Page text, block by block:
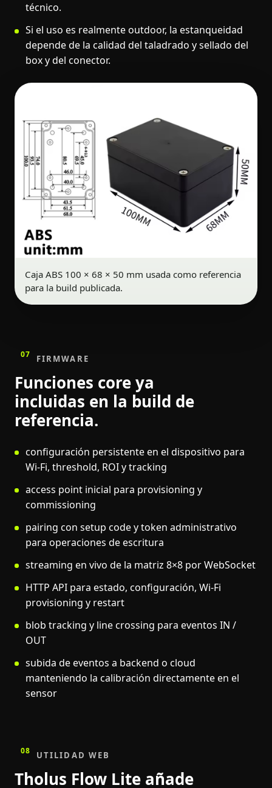
técnico.
Si el uso es realmente outdoor, la estanqueidad
depende de la calidad del taladrado y sellado del
box y del conector.
Caja ABS 100 × 68 × 50 mm usada como referencia
para la build publicada.
07 FIRMWARE
Funciones core ya
incluidas en la build de
referencia.
configuración persistente en el dispositivo para
Wi-Fi, threshold, ROI y tracking
access point inicial para provisioning y
commissioning
pairing con setup code y token administrativo
para operaciones de escritura
streaming en vivo de la matriz 8×8 por WebSocket
HTTP API para estado, configuración, Wi-Fi
provisioning y restart
blob tracking y line crossing para eventos IN /
OUT
subida de eventos a backend o cloud
manteniendo la calibración directamente en el
sensor
08 UTILIDAD WEB
Tholus Flow Lite añade